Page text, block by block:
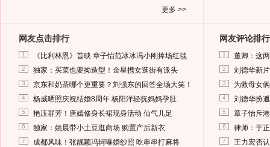
更多 >>
网友点击排行
1 《比利林恩》首映 章子怡范冰冰冯小刚捧场红毯
2 独家：买菜也要拗造型！金星携女逛街有派头
3 京东和奶茶哪个更重要？刘强东的回答全场大笑！
4 杨威晒照庆祝结婚8周年 杨阳洋轻抚妈妈孕肚
5 艳压群芳！唐嫣修身长裙现身活动 仙气儿足
6 独家：姚晨带小土豆逛商场 购置产后新衣
7 成都风味！张靓颖冯轲曝婚纱照 吃串串打麻将
网友评论排行
1 董卿：这
2 刘德华新
3 为救母女
4 刘德华扮
5 章子怡斥
6 律师：于
7 王力宏否